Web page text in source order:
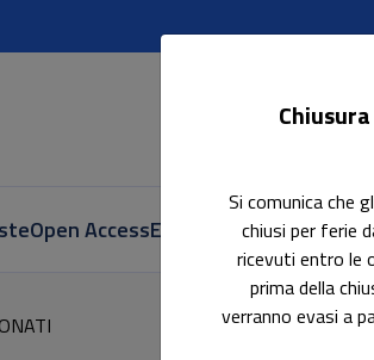
Open AccessE-book AccessibiliIn
Si comunica che
chiusi per ferie
ricevuti entro le
prima della
verranno evasi a